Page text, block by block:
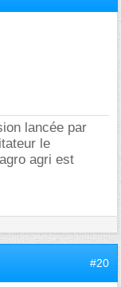
lancée par
le
agri est
#20